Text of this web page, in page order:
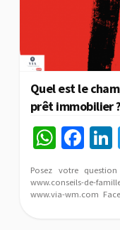
Quel est le
prêt immobilier ?
W
at
sA
Fa
ce
b
o
Posez votre
www.conseils-de-
www.via-wm.com